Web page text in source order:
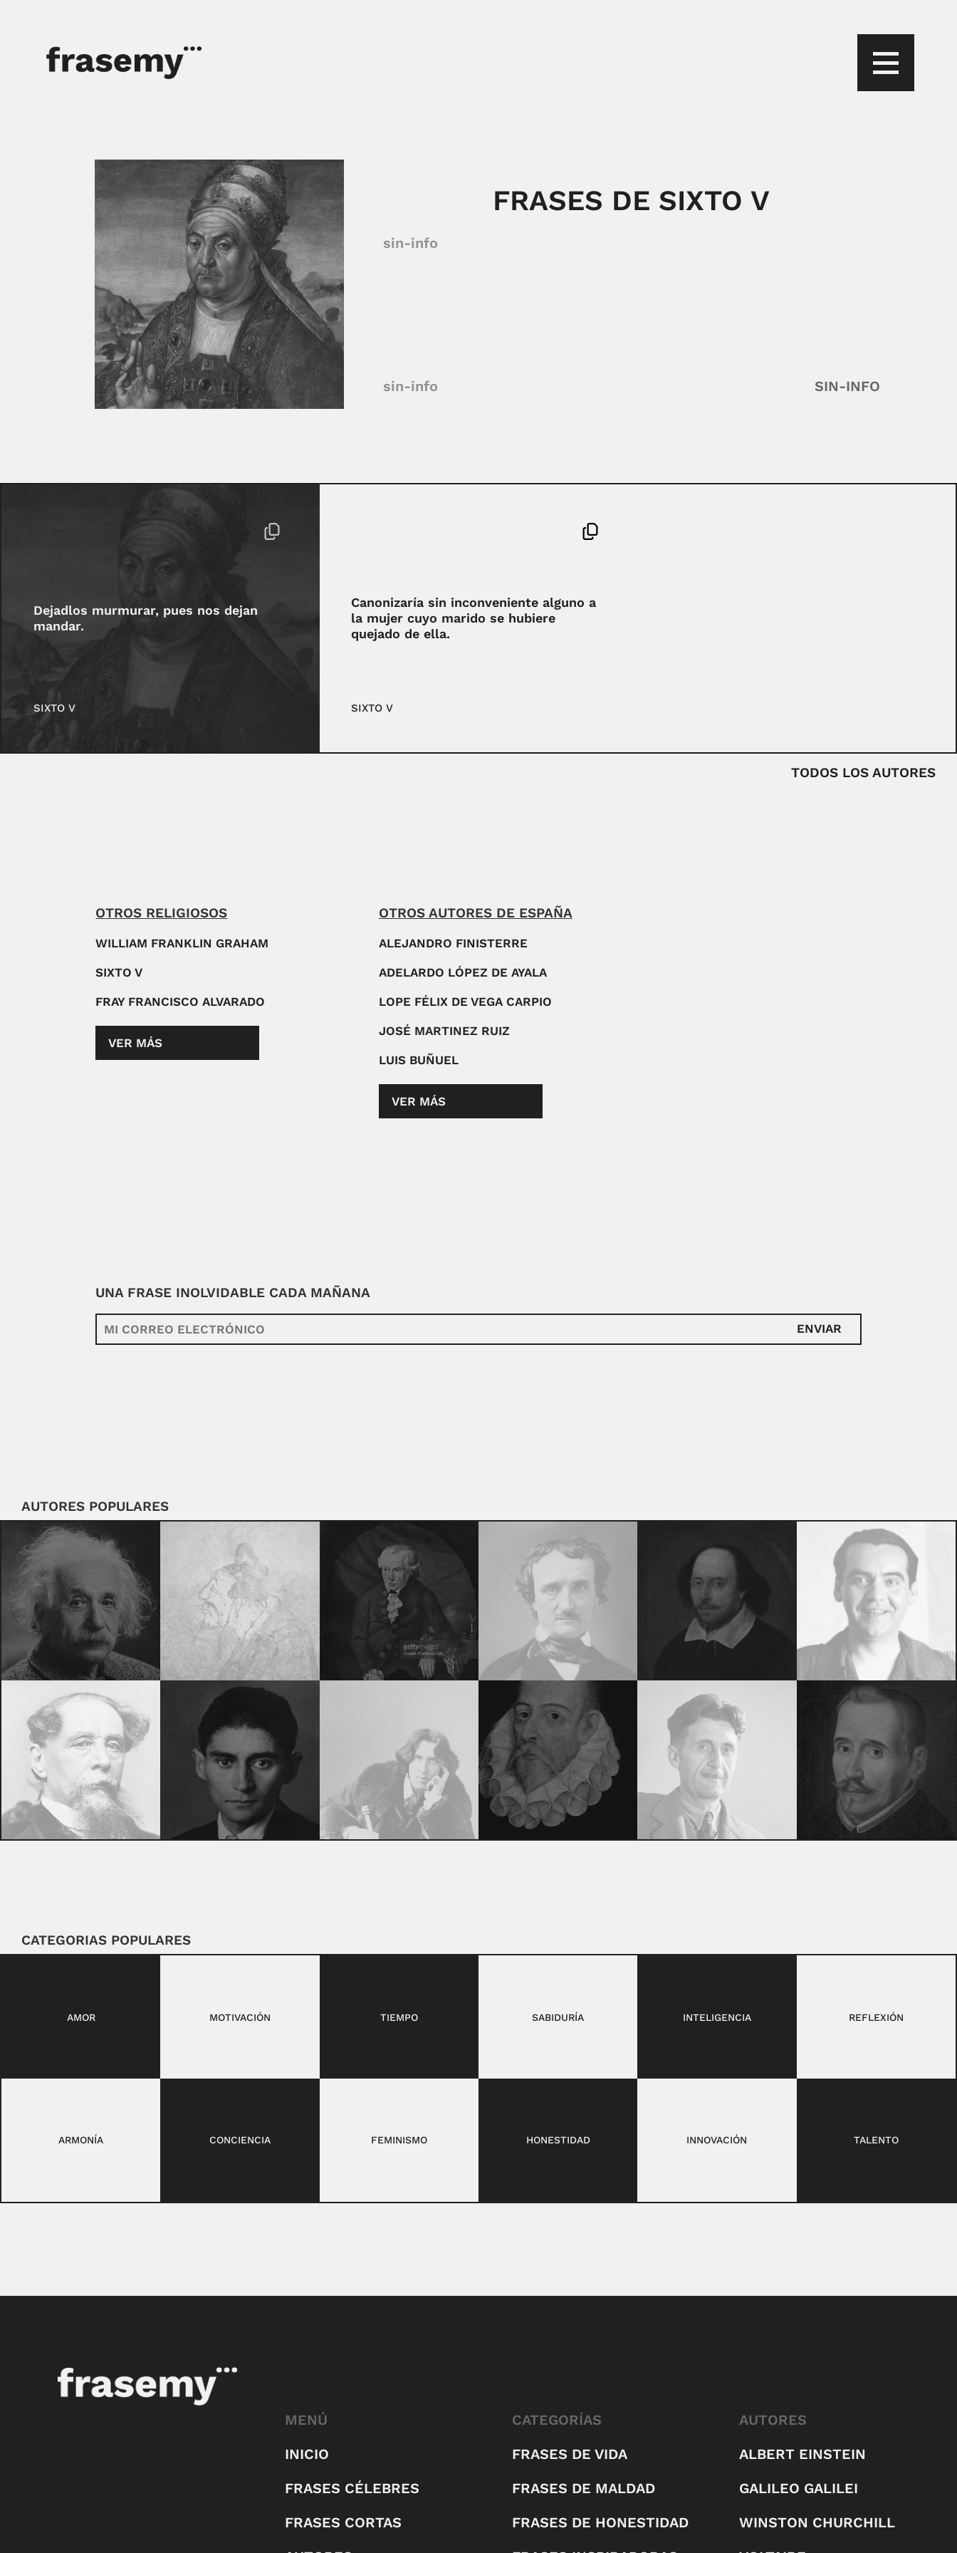
FRASES DE SIXTO V
sin-info
sin-info SIN-INFO
Dejadlos murmurar, pues nos dejan
mandar.
SIXTO V
Canonizaría sin inconveniente alguno a
la mujer cuyo marido se hubiere
quejado de ella.
SIXTO V
TODOS LOS AUTORES
OTROS RELIGIOSOS
WILLIAM FRANKLIN GRAHAM
SIXTO V
FRAY FRANCISCO ALVARADO
VER MÁS
OTROS AUTORES DE ESPAÑA
ALEJANDRO FINISTERRE
ADELARDO LÓPEZ DE AYALA
LOPE FÉLIX DE VEGA CARPIO
JOSÉ MARTINEZ RUIZ
LUIS BUÑUEL
VER MÁS
UNA FRASE INOLVIDABLE CADA MAÑANA
ENVIAR
AUTORES POPULARES
CATEGORIAS POPULARES
AMOR MOTIVACIÓN TIEMPO SABIDURÍA INTELIGENCIA REFLEXIÓN
ARMONÍA CONCIENCIA FEMINISMO HONESTIDAD INNOVACIÓN TALENTO
MENÚ
INICIO
FRASES CÉLEBRES
FRASES CORTAS
CATEGORÍAS
FRASES DE VIDA
FRASES DE MALDAD
FRASES DE HONESTIDAD
AUTORES
ALBERT EINSTEIN
GALILEO GALILEI
WINSTON CHURCHILL